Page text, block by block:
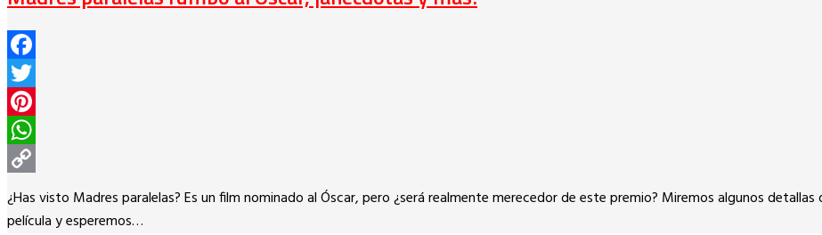
Facebook
Twitter
Pinterest
WhatsApp
Copy
Link
¿Has visto Madres paralelas? Es un film nominado al Óscar, pero ¿será realmente merecedor de este premio? Miremos algunos detallas
película y esperemos…